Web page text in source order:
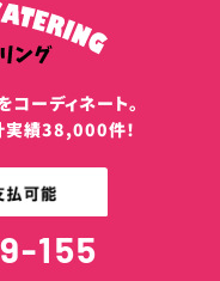
ーディネート。
実績38,000件！
155